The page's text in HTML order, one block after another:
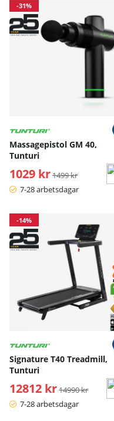
-31%
Massagepistol GM 40,
Tunturi
1029 kr Ordinarie pris:
1499 kr
7-28 arbetsdagar
-14%
Signature T40 Treadmill,
Tunturi
12812 kr Ordinarie pris:
14990 kr
7-28 arbetsdagar